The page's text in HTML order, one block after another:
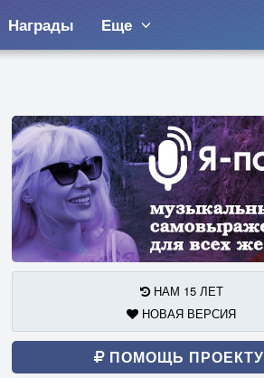
Награды Еще
НАМ 15 ЛЕТ
НОВАЯ ВЕРСИЯ
ПОМОЩЬ ПРОЕКТУ